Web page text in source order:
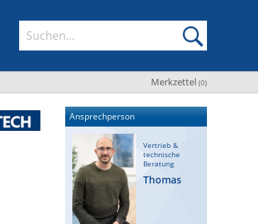
Merkzettel (0)
Ansprechperson
Vertrieb &
technische
Beratung
Thomas